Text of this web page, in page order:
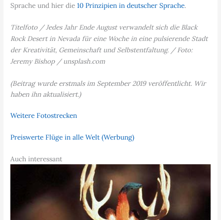
Sprache und hier die10 Prinzipien in deutscher Sprache.
Titelfoto / Jedes Jahr Ende August verwandelt sich die Black
Rock Desert in Nevada für eine Woche in eine pulsierende Stadt
der Kreativität, Gemeinschaft und Selbstentfaltung. / Foto:
Jeremy Bishop / unsplash.com
(Beitrag wurde erstmals im September 2019 veröffentlicht. Wir
haben ihn aktualisiert.)
Weitere Fotostrecken
Preiswerte Flüge in alle Welt (Werbung)
Auch interessant